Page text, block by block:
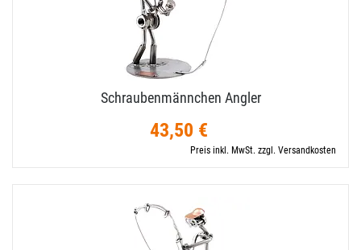
Schraubenmännchen Angler
43,50 €
Preis inkl. MwSt. zzgl. Versandkosten